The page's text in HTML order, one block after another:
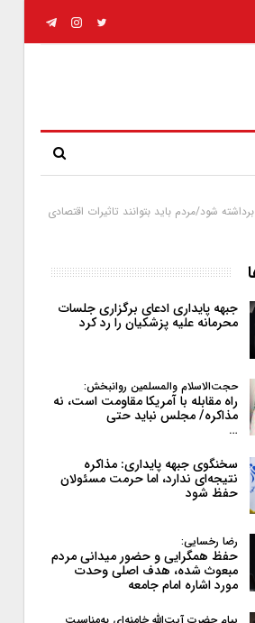
شود/مردم باید بتوانند تاثیرات اقتصادی
جبهه پایداری ادعای برگزاری جلسات
محرمانه علیه پزشکیان را رد کرد
حجت‌الاسلام والمسلمین روانبخش:
راه مقابله با آمریکا مقاومت است، نه
مذاکره/ مجلس نباید حتی
…
سخنگوی جبهه پایداری: مذاکره
نتیجه‌ای ندارد، اما حرمت مسئولان
حفظ شود
رضا رخسایی:
حفظ همگرایی و حضور میدانی مردم
مبعوث شده، هدف اصلی وحدت
مورد اشاره امام جامعه